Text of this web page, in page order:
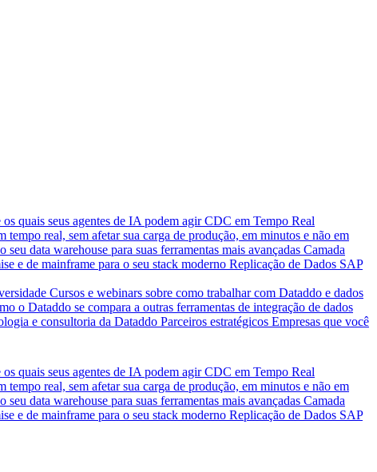
quais seus agentes de IA podem agir CDC em Tempo Real
tempo real, sem afetar sua carga de produção, em minutos e não em
data warehouse para suas ferramentas mais avançadas Camada
e de mainframe para o seu stack moderno Replicação de Dados SAP
Cursos e webinars sobre como trabalhar com Dataddo e dados
o Dataddo se compara a outras ferramentas de integração de dados
e consultoria da Dataddo Parceiros estratégicos Empresas que você
quais seus agentes de IA podem agir CDC em Tempo Real
tempo real, sem afetar sua carga de produção, em minutos e não em
data warehouse para suas ferramentas mais avançadas Camada
e de mainframe para o seu stack moderno Replicação de Dados SAP